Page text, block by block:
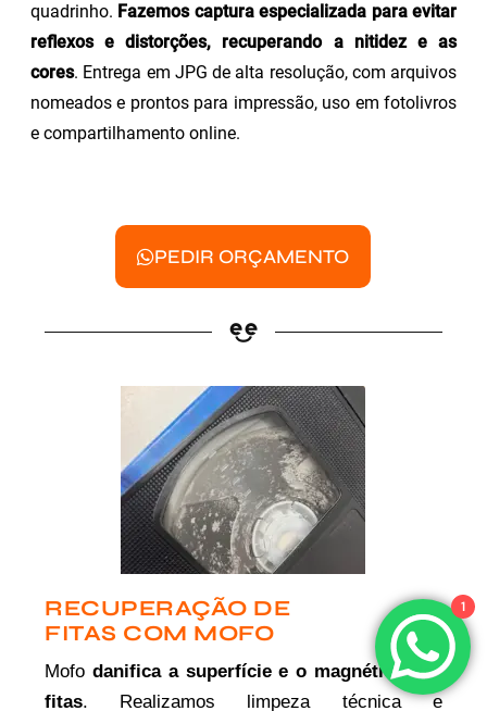
quadrinho. Fazemos captura especializada para evitar
reflexos e distorções, recuperando a nitidez e as
cores. Entrega em JPG de alta resolução, com arquivos
nomeados e prontos para impressão, uso em fotolivros
e compartilhamento online.
PEDIR ORÇAMENTO
RECUPERAÇÃO DE
FITAS COM MOFO
Mofodanifica a superfície e o magnético das
fitas. Realizamos limpeza técnica e
1